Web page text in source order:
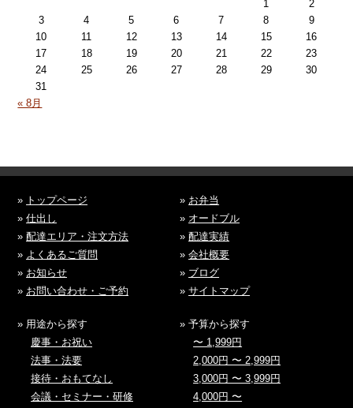
1
2
3
4 5 6 7 8
9
10
11 12 13 14 15
16
17
18 19 20 21 22
23
24
25 26 27 28 29
30
31
« 8月
» トップページ » お弁当
»仕出し » オードブル
»配達エリア・注文方法 »配達実績
» よくあるご質問 »会社概要
» お知らせ » ブログ
» お問い合わせ・ご予約 »サイトマップ
» 用途から探す
慶事・お祝い
法事・法要
接待・おもてなし
会議・セミナー・研修
» 予算から探す
〜 1,999円
2,000円 〜 2,999円
3,000円 〜 3,999円
4,000円 〜